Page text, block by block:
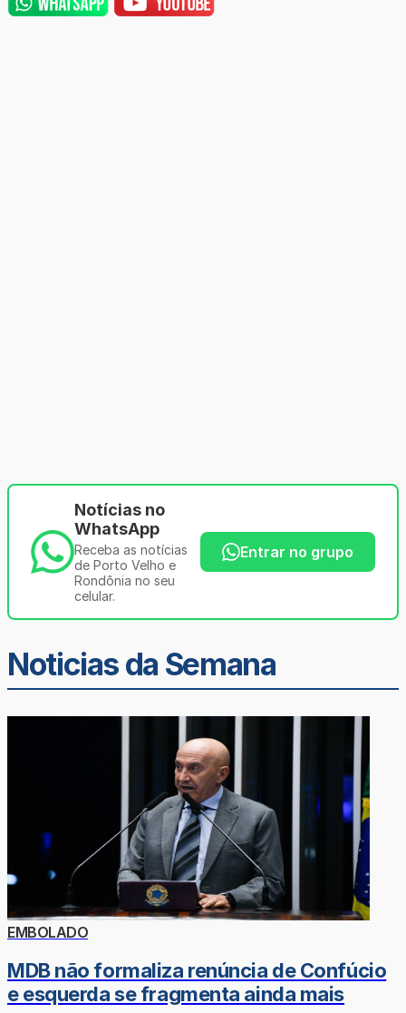
Notícias no
WhatsApp
Receba as notícias
de Porto Velho e
Rondônia no seu
celular.
Entrar no grupo
Noticias da Semana
EMBOLADO
MDB não formaliza renúncia de Confúcio
e esquerda se fragmenta ainda mais